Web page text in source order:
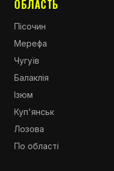
ОБЛАСТЬ
Пісочин
Мерефа
Чугуїв
Балаклія
Ізюм
Куп'янськ
Лозова
По області